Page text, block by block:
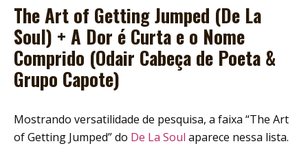
The Art of Getting Jumped (De La
Soul) + A Dor é Curta e o Nome
Comprido (Odair Cabeça de Poeta &
Grupo Capote)
Mostrando versatilidade de pesquisa, a faixa “The Art
of Getting Jumped” do De La Soul aparece nessa lista.